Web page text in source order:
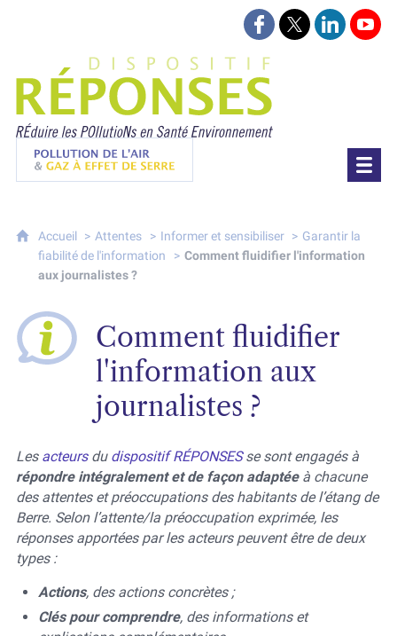
Pollution de l'air & gaz à effet de serre
Suivez-nous sur
Suivez-nous
Accueil Attentes Informer et sensibiliser
Garantir la
fiabilité de l'information
Comment fluidifier l'information
aux journalistes ?
Comment fluidifier
l'information aux
journalistes ?
Les acteursdu dispositif RÉPONSESse sont engagés à
répondre intégralement et de façon adaptée à chacune
des attentes et préoccupations des habitants de l’étang de
Berre. Selon l’attente/la préoccupation exprimée, les
réponses apportées par les acteurs peuvent être de deux
types :
Actions, des actions concrètes ;
Clés pour comprendre, des informations et